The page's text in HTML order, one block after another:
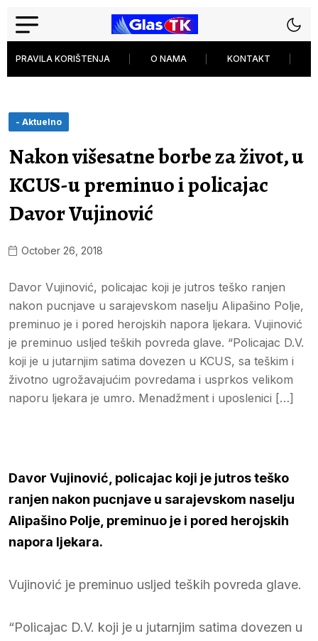
PRAVILA KORIŠTENJA O NAMA KONTAKT
- Aktuelno
Nakon višesatne borbe za život, u
KCUS-u preminuo i policajac
Davor Vujinović
October 26, 2018
Davor Vujinović, policajac koji je jutros teško ranjen
nakon pucnjave u sarajevskom naselju Alipašino Polje,
preminuo je i pored herojskih napora ljekara. Vujinović
je preminuo usljed teških povreda glave. “Policajac D.V.
koji je u jutarnjim satima dovezen u KCUS, sa teškim i
životno ugrožavajućim povredama i usprkos velikom
naporu ljekara je umro. Menadžment i uposlenici […]
Davor Vujinović, policajac koji je jutros teško
ranjen nakon pucnjave u sarajevskom naselju
Alipašino Polje, preminuo je i pored herojskih
napora ljekara.
Vujinović je preminuo usljed teških povreda glave.
“Policajac D.V. koji je u jutarnjim satima dovezen u